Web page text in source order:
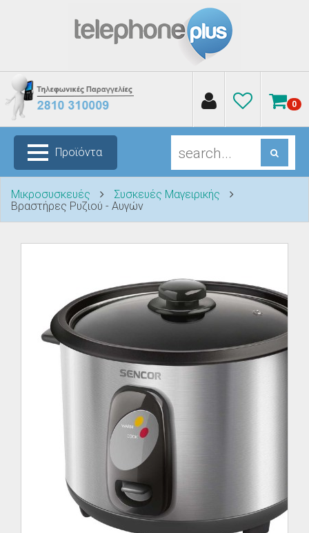
0
Προϊόντα
Μικροσυσκευές
Συσκευές Μαγειρικής
Βραστήρες Ρυζιού - Αυγών